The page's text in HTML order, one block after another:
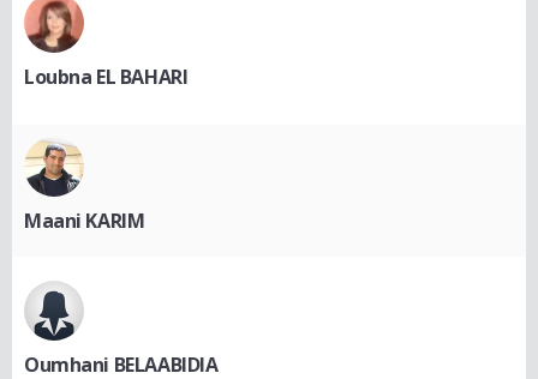
Loubna EL BAHARI
Maani KARIM
Oumhani BELAABIDIA